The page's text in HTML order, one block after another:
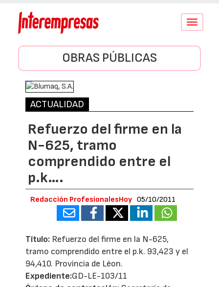
Conmutar
OBRAS PÚBLICAS
ACTUALIDAD
Refuerzo del firme en la
N-625, tramo
comprendido entre el
p.k….
Redacción ProfesionalesHoy 05/10/2011
Título: Refuerzo del firme en la N-625,
tramo comprendido entre el p.k. 93,423 y el
94,410. Provincia de Léon.
Expediente:GD-LE-103/11